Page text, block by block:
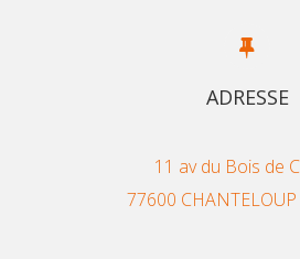
ADRESSE
11 av du Bois de
77600